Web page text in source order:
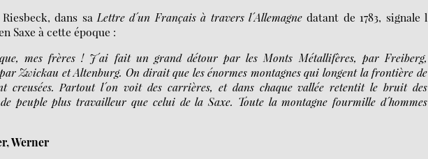
dans saLettre d´un Français à travers l´Allemagnedatant de 1783, signale l
Saxe à cette époque :
mes frères ! J´ai fait un grand détour par les Monts Métallifères, par Freiberg,
Zwickau et Altenburg. On dirait que les énormes montagnes qui longent la frontière de
creusées. Partout l´on voit des carrières, et dans chaque vallée retentit le bruit des
peuple plus travailleur que celui de la Saxe. Toute la montagne fourmille d´hommes
Werner